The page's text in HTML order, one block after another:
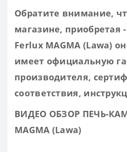
Обратите внимание,
магазине, приобретая
Ferlux MAGMA (Lawa)
имеет официальную
производителя,
соответствия,
ВИДЕО ОБЗОР ПЕЧЬ-
MAGMA (Lawa)